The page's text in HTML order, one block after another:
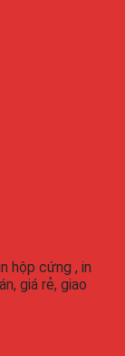
hộp cứng , in
giá rẻ, giao